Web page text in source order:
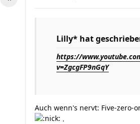
Lilly* hat
https://
v=ZgcgFP9nGqY
Auch wenn's nervt: Five-zero-
.